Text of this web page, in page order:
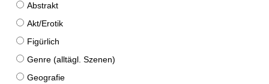
Abstrakt
Akt/Erotik
Figürlich
Genre (alltägl. Szenen)
Geografie